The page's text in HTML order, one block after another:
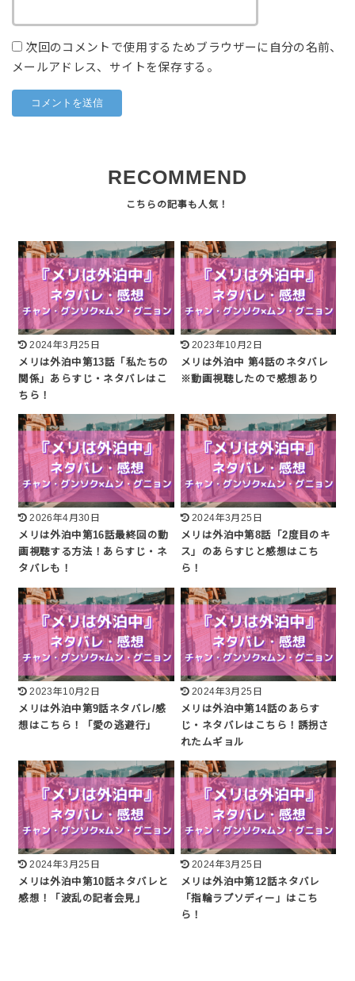
次回のコメントで使用するためブラウザーに自分の名前、
メールアドレス、サイトを保存する。
RECOMMEND
2024年3月25日
メリは外泊中第13話「私たちの
関係」あらすじ・ネタバレはこ
ちら！
2023年10月2日
メリは外泊中 第4話のネタバレ
※動画視聴したので感想あり
2026年4月30日
メリは外泊中第16話最終回の動
画視聴する方法！あらすじ・ネ
タバレも！
2024年3月25日
メリは外泊中第8話「2度目のキ
ス」のあらすじと感想はこち
ら！
2023年10月2日
メリは外泊中第9話ネタバレ/感
想はこちら！「愛の逃避行」
2024年3月25日
メリは外泊中第14話のあらす
じ・ネタバレはこちら！誘拐さ
れたムギョル
2024年3月25日
メリは外泊中第10話ネタバレと
感想！「波乱の記者会見」
2024年3月25日
メリは外泊中第12話ネタバレ
「指輪ラプソディー」はこち
ら！